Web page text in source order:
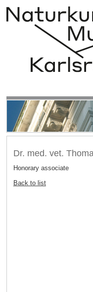
Dr. med. vet.
Honorary associate
Back to list